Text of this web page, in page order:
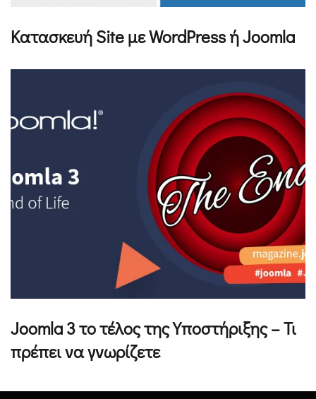
Κατασκευή Site με WordPress ή Joomla
Joomla 3 το τέλος της Υποστήριξης – Τι
πρέπει να γνωρίζετε